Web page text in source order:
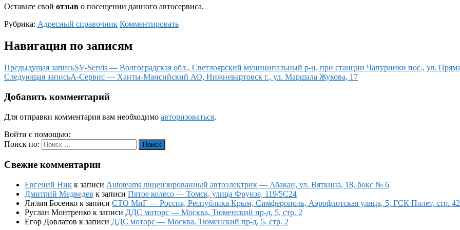
Оставьте свой отзыв о посещении данного автосервиса.
Рубрика: Адресный справочник Комментировать
Навигация по записям
Предыдущая записьSV-Servis — Волгоградская обл., Светлоярский муниципальный р-н, при станции Чапурники пос., ул.
Следующая записьА-Сервис — Ханты-Мансийский АО, Нижневартовск г., ул. Маршала Жукова, 17
Добавить комментарий
Для отправки комментария вам необходимо авторизоваться.
Войти с помощью:
Поиск по:
Поиск
Свежие комментарии
Евгений Ник к записи Autoteams лицензированный автоэлектрик — Абакан, ул. Вяткина, 18, бокс № 6
Дмитрий Медведев к записи Пятое колесо — Томск, улица Фрунзе, 119/5С24
Лилия Босенко к записи СТО МиГ — Россия, Республика Крым, Симферополь, Аэрофлотская улица, 5, ГСК Полет, стр.
Руслан Монтренко к записи ДДС моторс — Москва, Тюменский пр-д, 5, стр. 2
Егор Довлатов к записи ДДС моторс — Москва, Тюменский пр-д, 5, стр. 2